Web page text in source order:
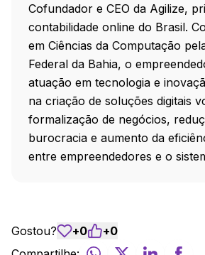
Cofundador e CEO da Agilize,
contabilidade online do Brasil.
em Ciências da Computação
Federal da Bahia, o
atuação em tecnologia e
na criação de soluções digitais
formalização de negócios,
burocracia e aumento da
entre empreendedores e o
Gostou? +0 +0